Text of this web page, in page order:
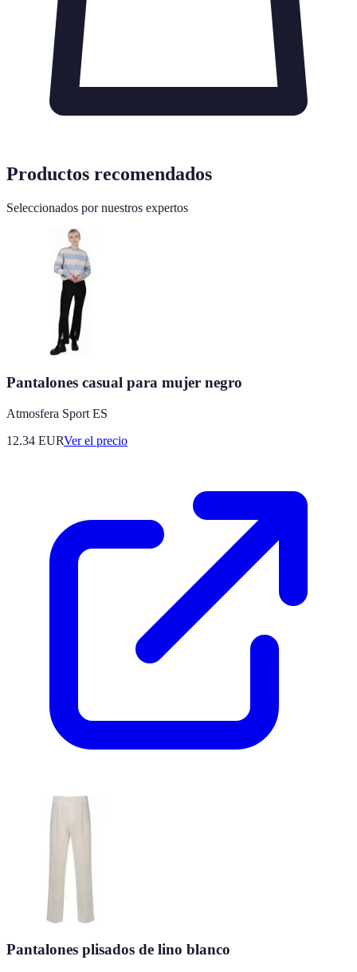
Productos recomendados
Seleccionados por nuestros expertos
Pantalones casual para mujer negro
Atmosfera Sport ES
12.34 EURVer el precio
Pantalones plisados de lino blanco